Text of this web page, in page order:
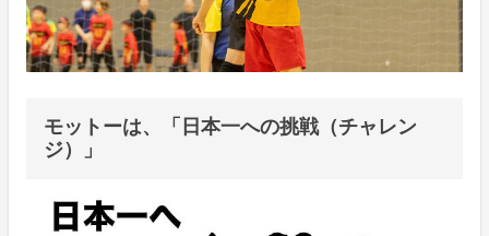
モットーは、「日本一への挑戦（チャレン
ジ）」